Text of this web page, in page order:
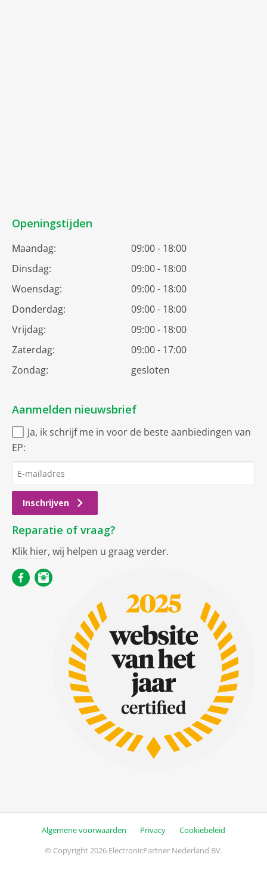
Openingstijden
Maandag:
09:00 - 18:00
Dinsdag:
09:00 - 18:00
Woensdag:
09:00 - 18:00
Donderdag:
09:00 - 18:00
Vrijdag:
09:00 - 18:00
Zaterdag:
09:00 - 17:00
Zondag:
gesloten
Aanmelden nieuwsbrief
Ja, ik schrijf me in voor de beste aanbiedingen van
EP:
Inschrijven
Reparatie of vraag?
Klik hier, wij helpen u graag verder.
Algemene voorwaarden Privacy
Cookiebeleid
© Copyright 2026 ElectronicPartner Nederland BV.